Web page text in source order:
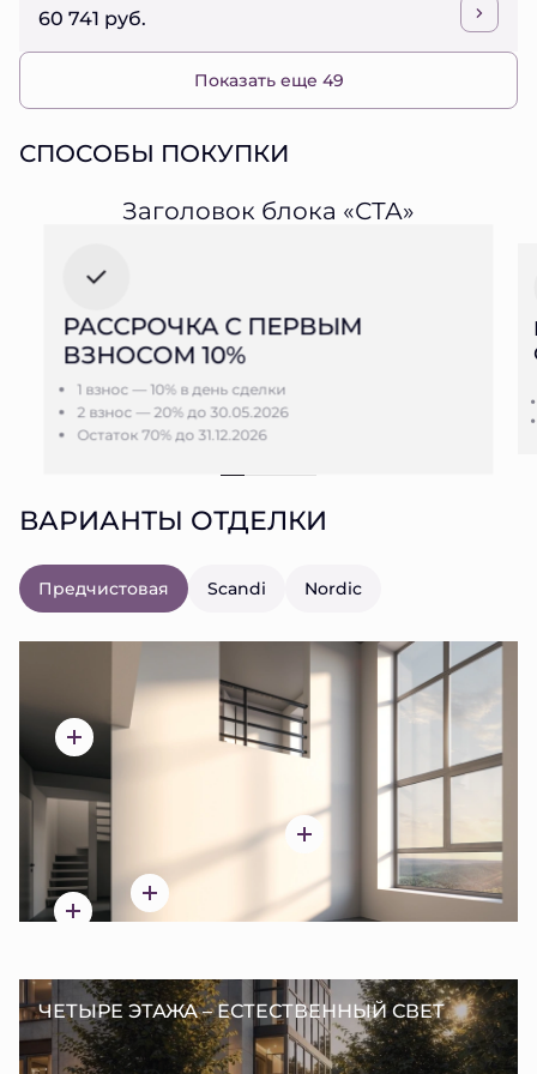
60 741 руб.
Показать еще 49
СПОСОБЫ ПОКУПКИ
Заголовок блока «СТА»
РАССРОЧКА С ПЕРВЫМ
ВЗНОСОМ 10%
1 взнос — 10% в день сделки
2 взнос — 20% до 30.05.2026
Остаток 70% до 31.12.2026
ВАРИАНТЫ ОТДЕЛКИ
Предчистовая Scandi Nordic
ЧЕТЫРЕ ЭТАЖА – ЕСТЕСТВЕННЫЙ СВЕТ